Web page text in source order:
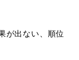
が出ない、順位